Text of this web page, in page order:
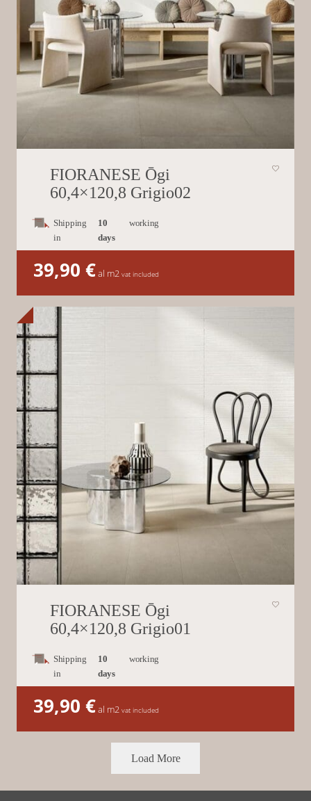
FIORANESE Ōgi
60,4×120,8 Grigio02
Shipping
in
10
days
working
39,90 €al m2 vat included
FIORANESE Ōgi
60,4×120,8 Grigio01
Shipping
in
10
days
working
39,90 €al m2 vat included
Load More